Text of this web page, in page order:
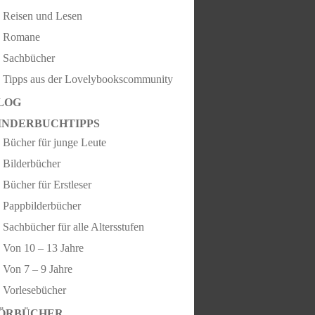
Reisen und Lesen
Romane
Sachbücher
Tipps aus der Lovelybookscommunity
Bücher für junge Leute
Bilderbücher
Bücher für Erstleser
Pappbilderbücher
Sachbücher für alle Altersstufen
Von 10 – 13 Jahre
Von 7 – 9 Jahre
Vorlesebücher